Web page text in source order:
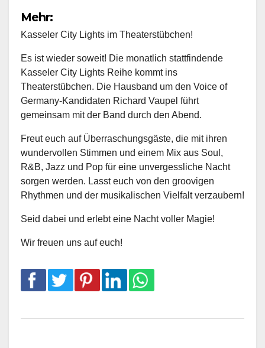
Mehr:
Kasseler City Lights im Theaterstübchen!
Es ist wieder soweit! Die monatlich stattfindende
Kasseler City Lights Reihe kommt ins
Theaterstübchen. Die Hausband um den Voice of
Germany-Kandidaten Richard Vaupel führt
gemeinsam mit der Band durch den Abend.
Freut euch auf Überraschungsgäste, die mit ihren
wundervollen Stimmen und einem Mix aus Soul,
R&B, Jazz und Pop für eine unvergessliche Nacht
sorgen werden. Lasst euch von den groovigen
Rhythmen und der musikalischen Vielfalt verzaubern!
Seid dabei und erlebt eine Nacht voller Magie!
Wir freuen uns auf euch!